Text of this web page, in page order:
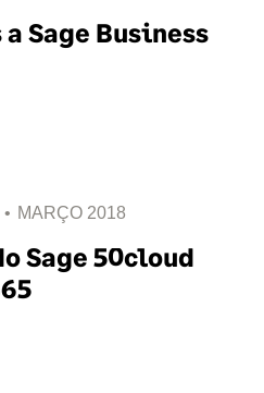
Sage Business
MARÇO 2018
Sage 50cloud